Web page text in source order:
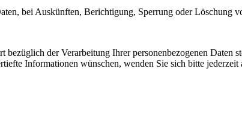
bei Auskünften, Berichtigung, Sperrung oder Löschung
der Verarbeitung Ihrer personenbezogenen Daten
Informationen wünschen, wenden Sie sich bitte